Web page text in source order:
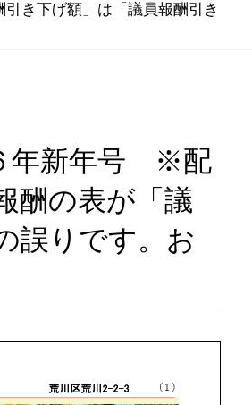
き下げ額」は「議員報酬引き
酬の表が「議
誤りです。お